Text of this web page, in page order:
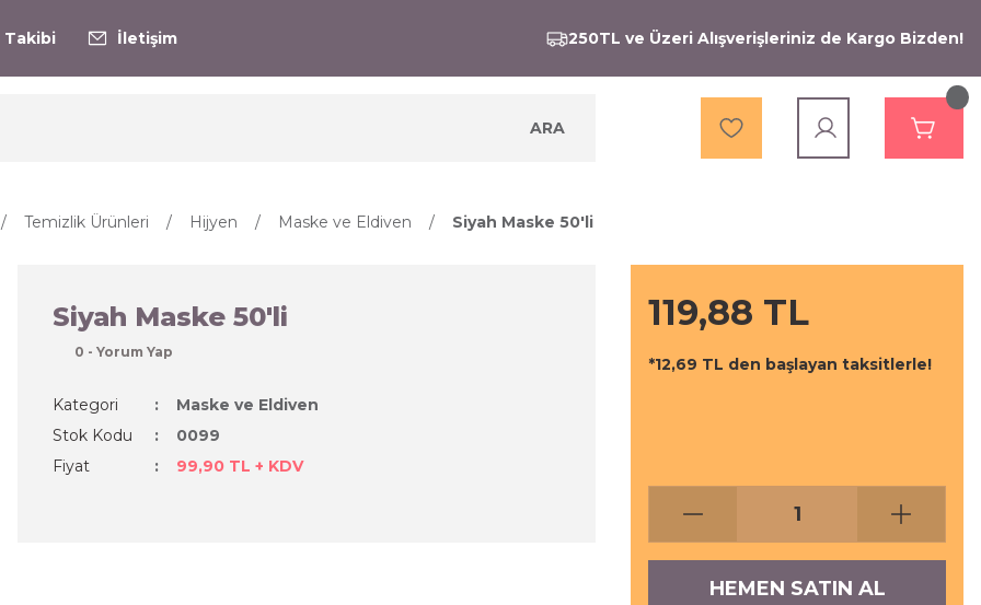
Takibi İletişim 250TL ve Üzeri Alışverişleriniz de Kargo Bizden!
ARA
Temizlik Ürünleri Hijyen Maske ve Eldiven Siyah Maske 50'li
Siyah Maske 50'li
0 - Yorum Yap
Kategori
Maske ve Eldiven
Stok Kodu
0099
Fiyat
99,90 TL + KDV
119,88 TL
*12,69 TL den başlayan taksitlerle!
HEMEN SATIN AL